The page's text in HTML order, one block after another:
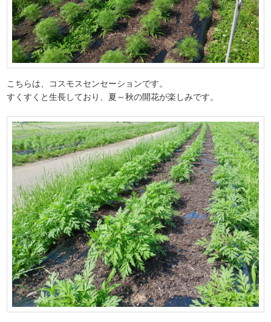
こちらは、コスモスセンセーションです。
すくすくと生長しており、夏～秋の開花が楽しみです。